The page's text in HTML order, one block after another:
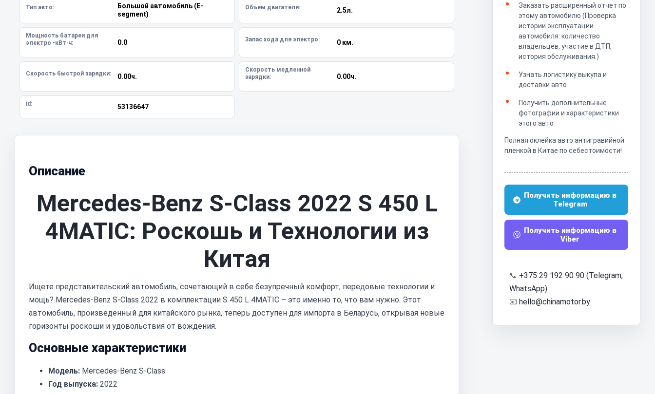
Тип авто:
Большой автомобиль (E-
segment)
Объем двигателя: 2.5л.
Мощность батареи для
электро -кВт·ч:
0.0 Запас хода для электро: 0 км.
Скорость быстрой зарядки: 0.00ч.
Скорость медленной
зарядки:
0.00ч.
id: 53136647
Описание
Mercedes-Benz S-Class 2022 S 450 L
4MATIC: Роскошь и Технологии из
Китая
Ищете представительский автомобиль, сочетающий в себе безупречный комфорт, передовые технологии и
мощь? Mercedes-Benz S-Class 2022 в комплектации S 450 L 4MATIC – это именно то, что вам нужно. Этот
автомобиль, произведенный для китайского рынка, теперь доступен для импорта в Беларусь, открывая новые
горизонты роскоши и удовольствия от вождения.
Основные характеристики
Модель: Mercedes-Benz S-Class
Год выпуска: 2022
Заказать расширенный отчет по
этому автомобилю (Проверка
истории эксплуатации
автомобиля: количество
владельцев, участие в ДТП,
история обслуживания.)
Узнать логистику выкупа и
доставки авто
Получить дополнительные
фотографии и характеристики
этого авто
Полная оклейка авто антигравийной
пленкой в Китае по себестоимости!
Получить информацию в
Telegram
Получить информацию в
Viber
📞 +375 29 192 90 90 (Telegram,
WhatsApp)
📧 hello@chinamotor.by